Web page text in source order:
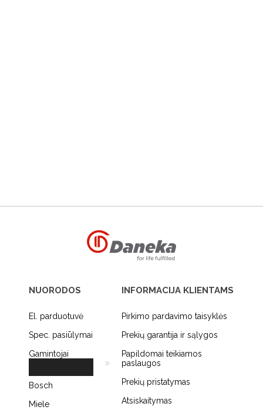
NUORODOS
El. parduotuvė
Spec. pasiūlymai
Gamintojai
Bosch
Miele
INFORMACIJA KLIENTAMS
Pirkimo pardavimo taisyklės
Prekių garantija ir sąlygos
Papildomai teikiamos
paslaugos
Prekių pristatymas
Atsiskaitymas